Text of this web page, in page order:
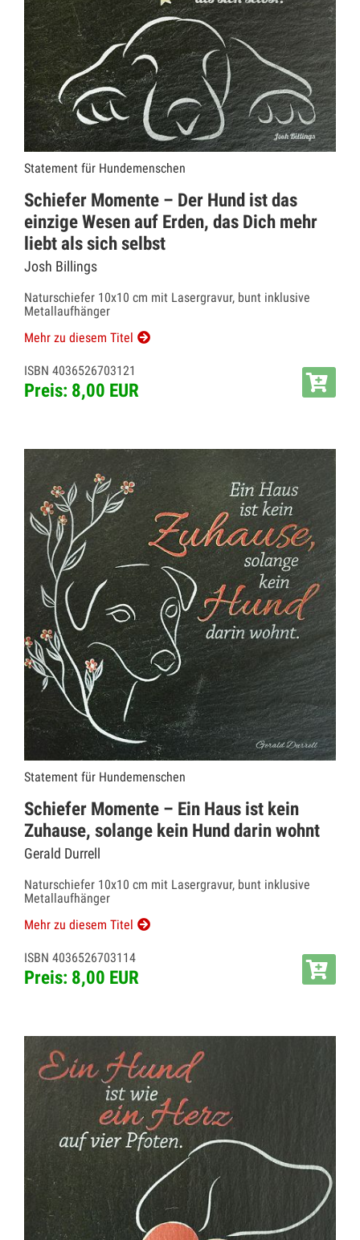
Statement für Hundemenschen
Schiefer Momente – Der Hund ist das
einzige Wesen auf Erden, das Dich mehr
liebt als sich selbst
Josh Billings
Naturschiefer 10x10 cm mit Lasergravur, bunt inklusive
Metallaufhänger
Mehr zu diesem Titel
ISBN 4036526703121
Preis: 8,00 EUR
Statement für Hundemenschen
Schiefer Momente – Ein Haus ist kein
Zuhause, solange kein Hund darin wohnt
Gerald Durrell
Naturschiefer 10x10 cm mit Lasergravur, bunt inklusive
Metallaufhänger
Mehr zu diesem Titel
ISBN 4036526703114
Preis: 8,00 EUR